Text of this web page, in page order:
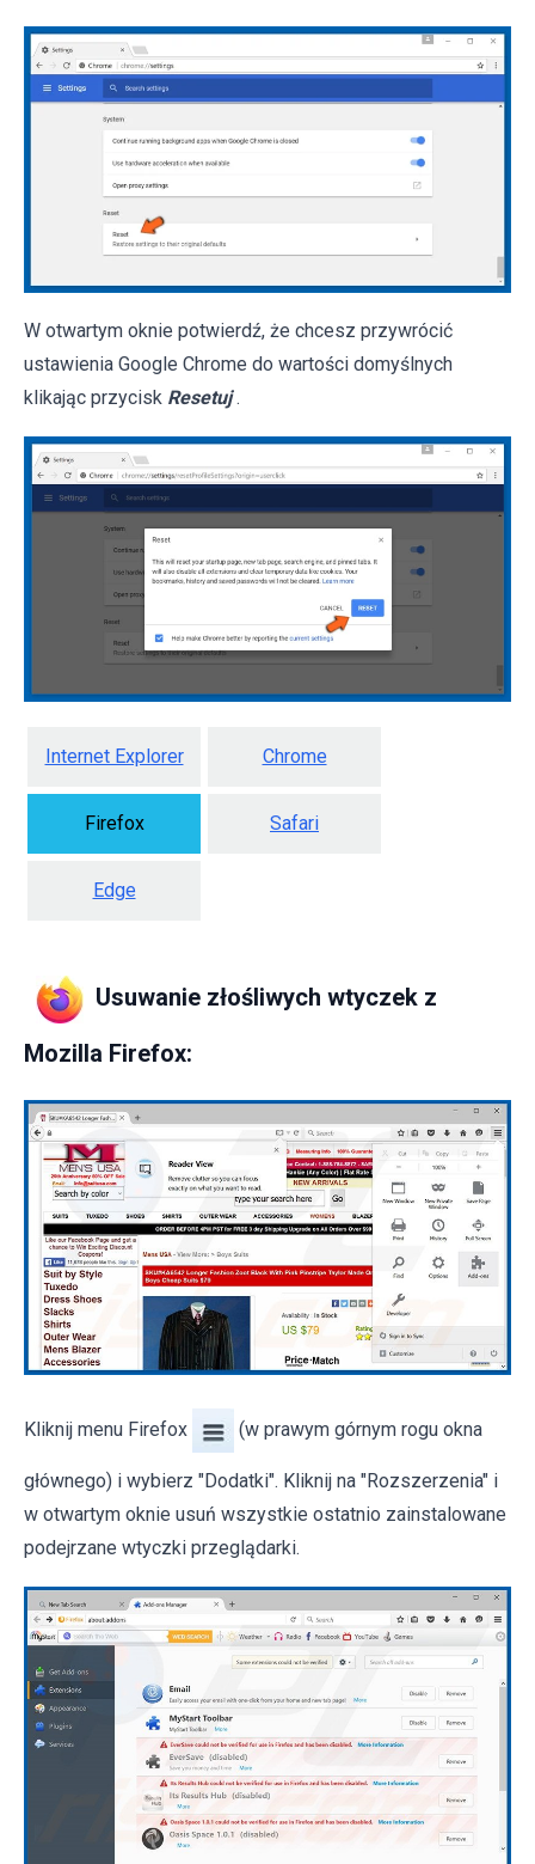
W otwartym oknie potwierdź, że chcesz przywrócić
ustawienia Google Chrome do wartości domyślnych
klikając przycisk Resetuj .
Internet Explorer Chrome
Firefox Safari
Edge
Usuwanie złośliwych wtyczek z
Mozilla Firefox:
Kliknij menu Firefox (w prawym górnym rogu okna
głównego) i wybierz "Dodatki". Kliknij na "Rozszerzenia" i
w otwartym oknie usuń wszystkie ostatnio zainstalowane
podejrzane wtyczki przeglądarki.